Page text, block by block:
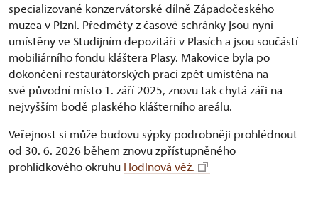
specializované konzervátorské dílně Západočeského
muzea v Plzni. Předměty z časové schránky jsou nyní
umístěny ve Studijním depozitáři v Plasích a jsou součástí
mobiliárního fondu kláštera Plasy. Makovice byla po
dokončení restaurátorských prací zpět umístěna na
své původní místo 1. září 2025, znovu tak chytá záři na
nejvyšším bodě plaského klášterního areálu.
Veřejnost si může budovu sýpky podrobněji prohlédnout
od 30. 6. 2026 během znovu zpřístupněného
prohlídkového okruhu Hodinová věž.